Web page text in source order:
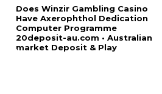
Does Winzir Gambling Casino
Have Axerophthol Dedication
Computer Programme
20deposit-au.com • Australian
market Deposit & Play